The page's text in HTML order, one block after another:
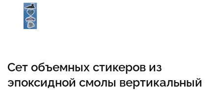
Сет объемных стикеров из
эпоксидной смолы вертикальный